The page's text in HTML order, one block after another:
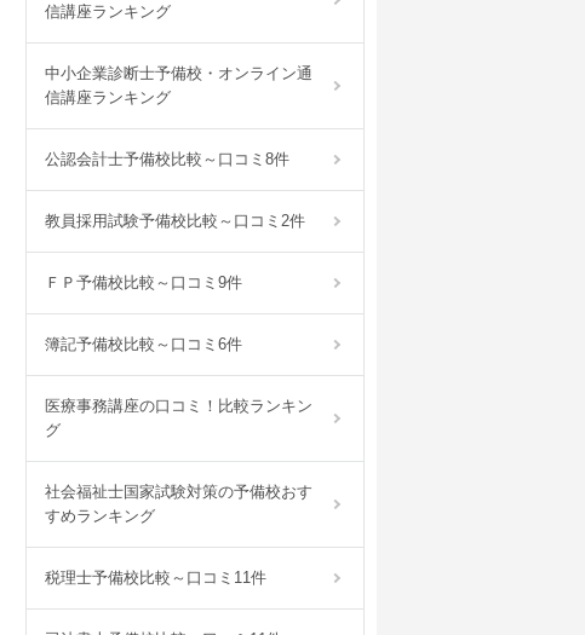
信講座ランキング
中小企業診断士予備校・オンライン通
信講座ランキング
公認会計士予備校比較～口コミ8件
教員採用試験予備校比較～口コミ2件
ＦＰ予備校比較～口コミ9件
簿記予備校比較～口コミ6件
医療事務講座の口コミ！比較ランキン
グ
社会福祉士国家試験対策の予備校おす
すめランキング
税理士予備校比較～口コミ11件